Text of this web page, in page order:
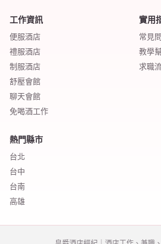
工作資訊
便服酒店
禮服酒店
制服酒店
舒壓會館
聊天會館
免喝酒工作
實用
常見
教學
求職
熱門縣市
台北
台中
台南
高雄